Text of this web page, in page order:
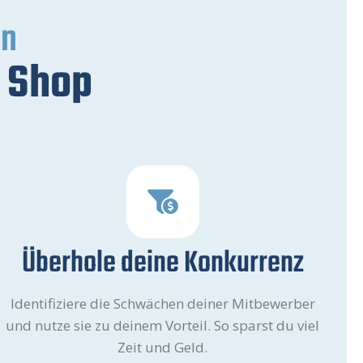
Überhole deine Konkurrenz
Identifiziere die Schwächen deiner Mitbewerber
und nutze sie zu deinem Vorteil. So sparst du viel
Zeit und Geld.